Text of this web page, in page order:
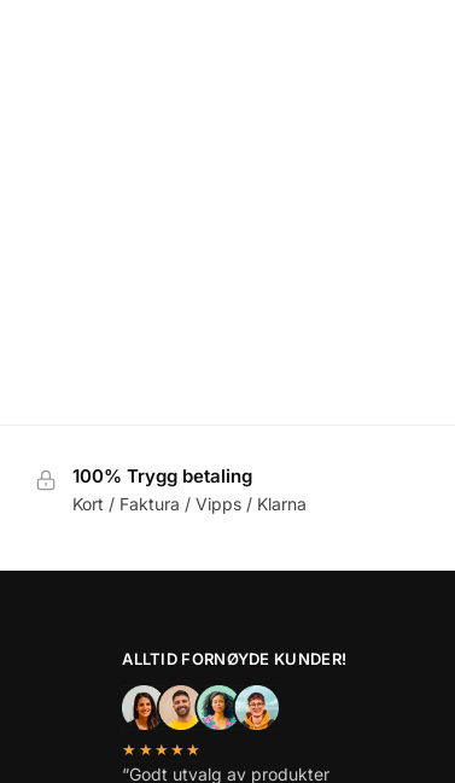
100% Trygg betaling
Kort / Faktura / Vipps / Klarna
ALLTID FORNØYDE KUNDER!
★★★★★
“Godt utvalg av produkter